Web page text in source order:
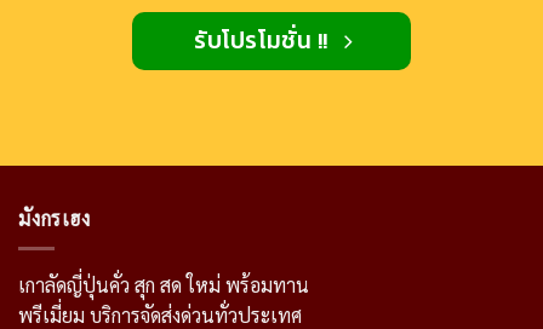
รับโปรโมชั่น !!
มังกรเฮง
เกาลัดญี่ปุ่นคั่ว สุก สด ใหม่ พร้อมทาน
พรีเมี่ยม บริการจัดส่งด่วนทั่วประเทศ